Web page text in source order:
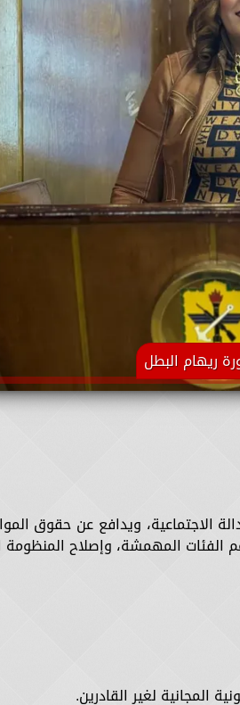
ريهام البطل
الاجتماعية، ويدافع عن حقوق
الفئات المهمشة، وإصلاح المنظومة
المجانية لغير القادرين.